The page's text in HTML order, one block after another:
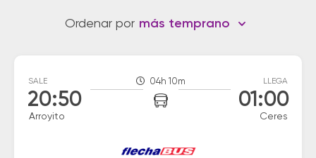
Ordenar por más temprano
SALE
20:50
Arroyito
04h 10m LLEGA
01:00
Ceres